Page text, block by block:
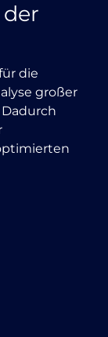
die
großer